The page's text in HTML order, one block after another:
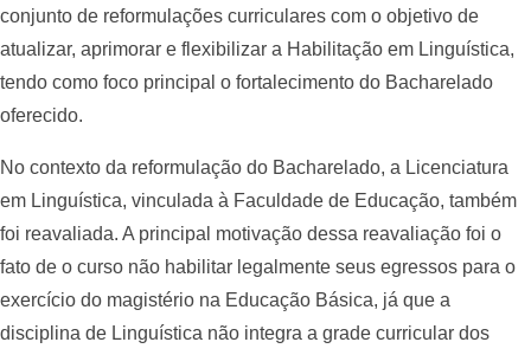
conjunto de reformulações curriculares com o objetivo de
atualizar, aprimorar e flexibilizar a Habilitação em Linguística,
tendo como foco principal o fortalecimento do Bacharelado
oferecido.
No contexto da reformulação do Bacharelado, a Licenciatura
em Linguística, vinculada à Faculdade de Educação, também
foi reavaliada. A principal motivação dessa reavaliação foi o
fato de o curso não habilitar legalmente seus egressos para o
exercício do magistério na Educação Básica, já que a
disciplina de Linguística não integra a grade curricular dos